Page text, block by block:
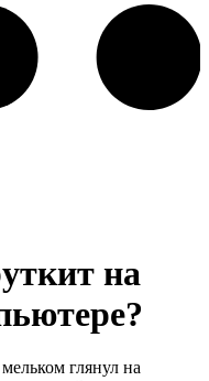
на
глянул на